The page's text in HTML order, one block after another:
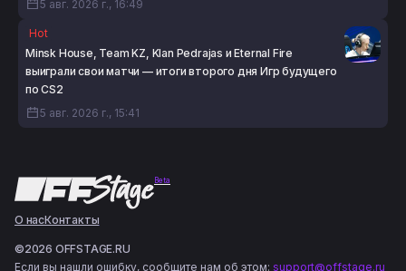
5 авг. 2026 г., 16:49
Hot
Minsk House, Team KZ, Klan Pedrajas и Eternal Fire
выиграли свои матчи — итоги второго дня Игр будущего
по CS2
5 авг. 2026 г., 15:41
Beta
О насКонтакты
©2026 OFFSTAGE.RU
Если вы нашли ошибку, сообщите нам об этом: support@offstage.ru